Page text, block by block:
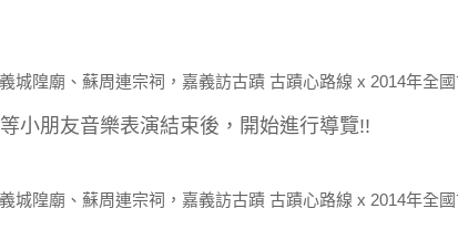
等小朋友音樂表演結束後，開始進行導覽!!